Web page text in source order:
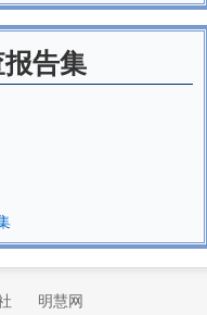
告集
明慧网